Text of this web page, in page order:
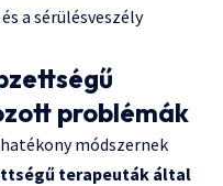
a sérülésveszély
problémák
módszernek
terapeuták által